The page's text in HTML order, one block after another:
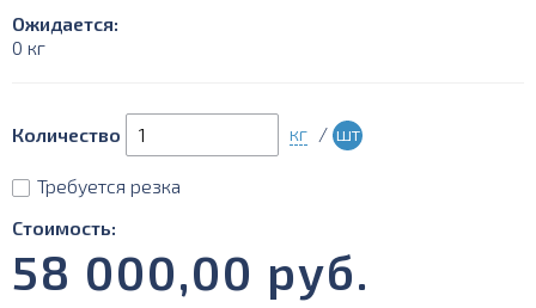
Ожидается:
0 кг
Количество кг / шт
Требуется резка
Стоимость:
58 000,00 руб.